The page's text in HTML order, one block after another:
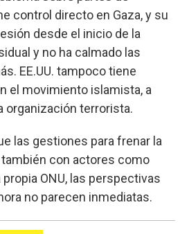
control directo en Gaza, y su
desde el inicio de la
y no ha calmado las
EE.UU. tampoco tiene
el movimiento islamista, a
organización terrorista.
las gestiones para frenar la
con actores como
propia ONU, las perspectivas
no parecen inmediatas.